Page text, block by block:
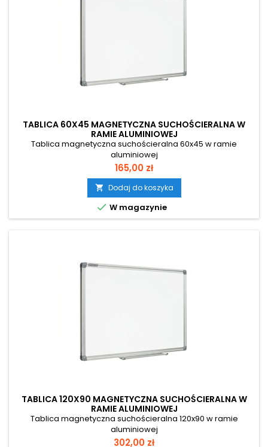
TABLICA 60X45 MAGNETYCZNA SUCHOŚCIERALNA W
RAMIE ALUMINIOWEJ
Tablica magnetyczna suchościeralna 60x45 w ramie
aluminiowej
Cena
165,00 zł
 Dodaj do koszyka
 W magazynie
TABLICA 120X90 MAGNETYCZNA SUCHOŚCIERALNA W
RAMIE ALUMINIOWEJ
Tablica magnetyczna suchościeralna 120x90 w ramie
aluminiowej
Cena
302,00 zł